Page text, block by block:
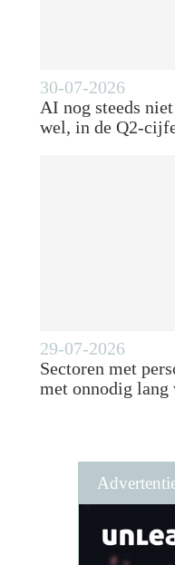
30-07-2026
AI nog steeds
wel, in de Q2-
29-07-2026
Sectoren met
met onnodig lang